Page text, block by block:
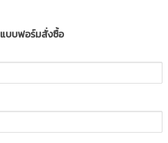
แบบฟอร์มสั่งซื้อ